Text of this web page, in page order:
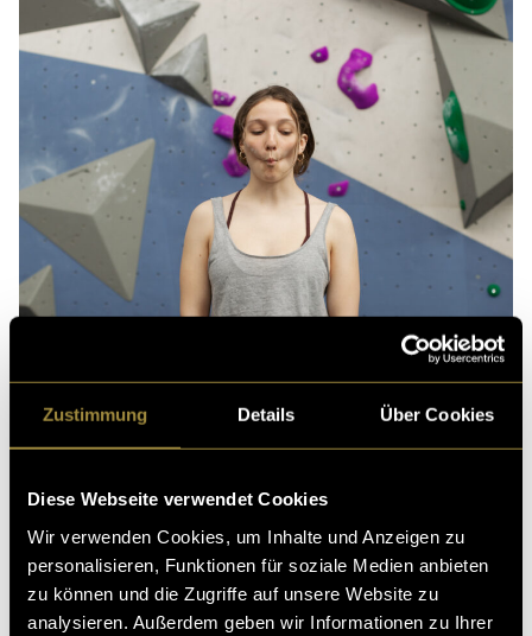
Zustimmung Details Über Cookies
Diese Webseite verwendet Cookies
Wir verwenden Cookies, um Inhalte und Anzeigen zu
personalisieren, Funktionen für soziale Medien anbieten
zu können und die Zugriffe auf unsere Website zu
analysieren. Außerdem geben wir Informationen zu Ihrer